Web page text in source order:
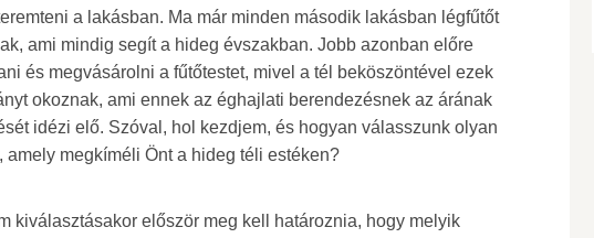
a lakásban. Ma már minden második lakásban légfűtőt
ami mindig segít a hideg évszakban. Jobb azonban előre
és megvásárolni a fűtőtestet, mivel a tél beköszöntével ezek
okoznak, ami ennek az éghajlati berendezésnek az árának
idézi elő. Szóval, hol kezdjem, és hogyan válasszunk olyan
amely megkíméli Önt a hideg téli estéken?
kiválasztásakor először meg kell határoznia, hogy melyik